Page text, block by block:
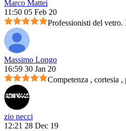
Marco Mattei
11:50 05 Feb 20
Professionisti del vetro.
Massimo Longo
16:59 30 Jan 20
Competenza , cortesia
zio necci
12:21 28 Dec 19